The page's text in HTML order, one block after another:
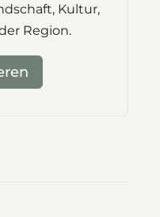
Kultur,
Region.